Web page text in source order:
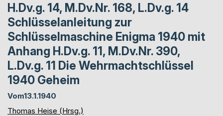
H.Dv.g. 14, M.Dv.Nr. 168, L.Dv.g. 14
Schlüsselanleitung zur
Schlüsselmaschine Enigma 1940 mit
Anhang H.Dv.g. 11, M.Dv.Nr. 390,
L.Dv.g. 11 Die Wehrmachtschlüssel
1940 Geheim
Vom13.1.1940
Thomas Heise (Hrsg.)